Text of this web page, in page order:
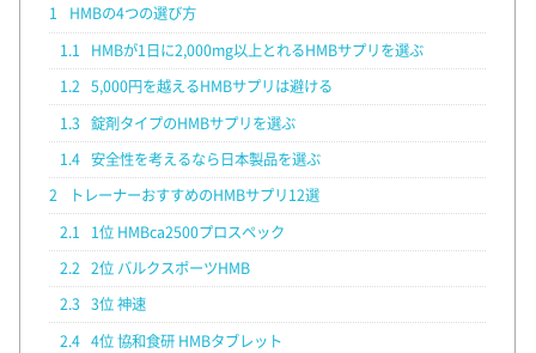
1
HMBの4つの選び方
1.1
HMBが1日に2,000mg以上とれるHMBサプリを選ぶ
1.2 5,000円を越えるHMBサプリは避ける
1.3 錠剤タイプのHMBサプリを選ぶ
1.4 安全性を考えるなら日本製品を選ぶ
2
トレーナーおすすめのHMBサプリ12選
2.1
1位 HMBca2500プロスペック
2.2 2位 バルクスポーツHMB
2.3 3位 神速
2.4 4位 協和食研 HMBタブレット